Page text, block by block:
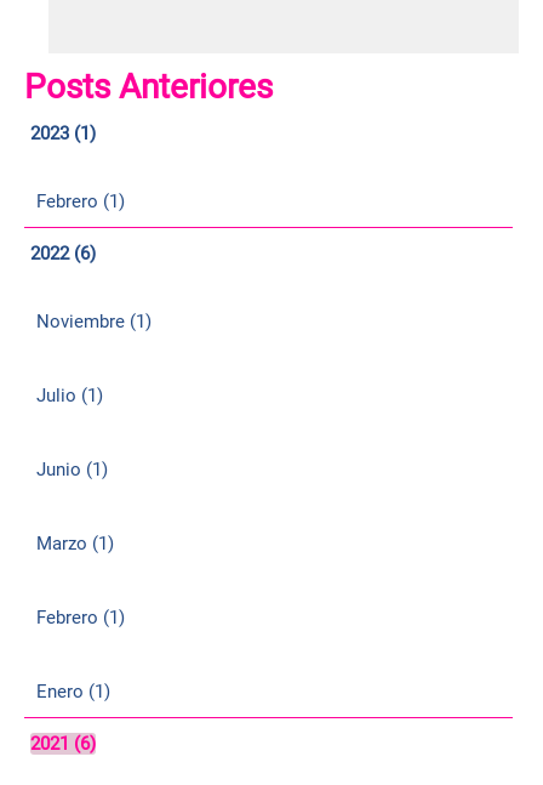
Posts Anteriores
2023 (1)
Febrero (1)
2022 (6)
Noviembre (1)
Julio (1)
Junio (1)
Marzo (1)
Febrero (1)
Enero (1)
2021 (6)